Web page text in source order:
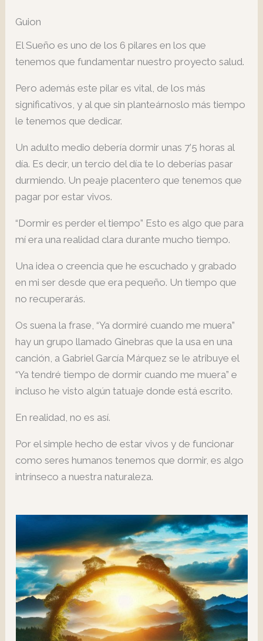
Guion
El Sueño es uno de los 6 pilares en los que
tenemos que fundamentar nuestro proyecto salud.
Pero además este pilar es vital, de los más
significativos, y al que sin planteárnoslo más tiempo
le tenemos que dedicar.
Un adulto medio debería dormir unas 7’5 horas al
día. Es decir, un tercio del día te lo deberías pasar
durmiendo. Un peaje placentero que tenemos que
pagar por estar vivos.
“Dormir es perder el tiempo” Esto es algo que para
mí era una realidad clara durante mucho tiempo.
Una idea o creencia que he escuchado y grabado
en mi ser desde que era pequeño. Un tiempo que
no recuperarás.
Os suena la frase, “Ya dormiré cuando me muera”
hay un grupo llamado Ginebras que la usa en una
canción, a Gabriel García Márquez se le atribuye el
“Ya tendré tiempo de dormir cuando me muera” e
incluso he visto algún tatuaje donde está escrito.
En realidad, no es así.
Por el simple hecho de estar vivos y de funcionar
como seres humanos tenemos que dormir, es algo
intrínseco a nuestra naturaleza.